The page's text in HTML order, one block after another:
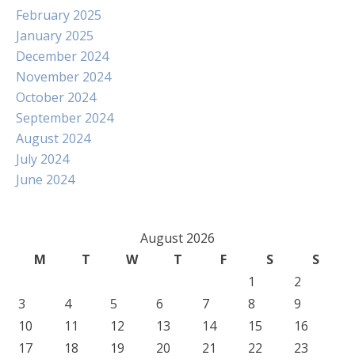
February 2025
January 2025
December 2024
November 2024
October 2024
September 2024
August 2024
July 2024
June 2024
August 2026
M
T W T F S
S
1
2
3
4 5 6 7 8
9
10
11 12 13 14 15
16
17
18 19 20 21 22
23